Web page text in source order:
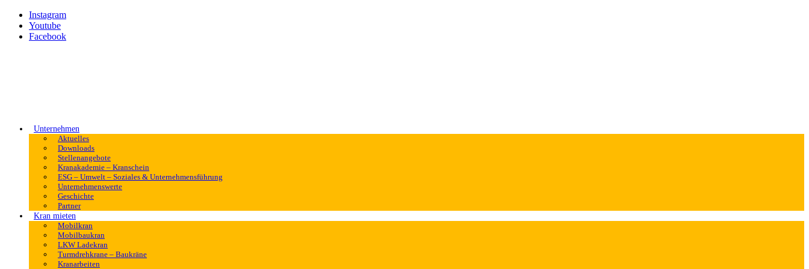
Instagram
Youtube
Facebook
Unternehmen
Aktuelles
Downloads
Stellenangebote
Kranakademie – Kranschein
ESG – Umwelt – Soziales & Unternehmensführung
Unternehmenswerte
Geschichte
Partner
Kran mieten
Mobilkran
Mobilbaukran
LKW Ladekran
Turmdrehkrane – Baukräne
Kranarbeiten